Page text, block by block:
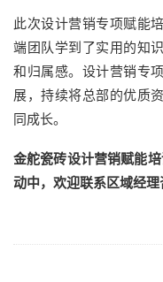
此次设计营销专项赋能
端团队学到了实用的知
和归属感。设计营销专
展，持续将总部的优质
同成长。
金舵瓷砖设计营销赋能
动中，欢迎联系区域经理